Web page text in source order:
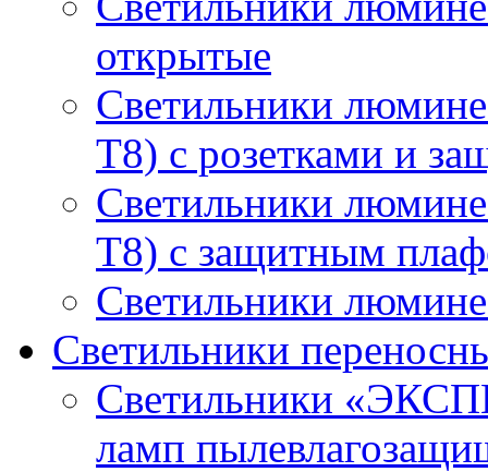
открытые
Светильники
T8) с розетками и
Светильники
T8) с защитным
Светильники
Светильники
Светильники
ламп